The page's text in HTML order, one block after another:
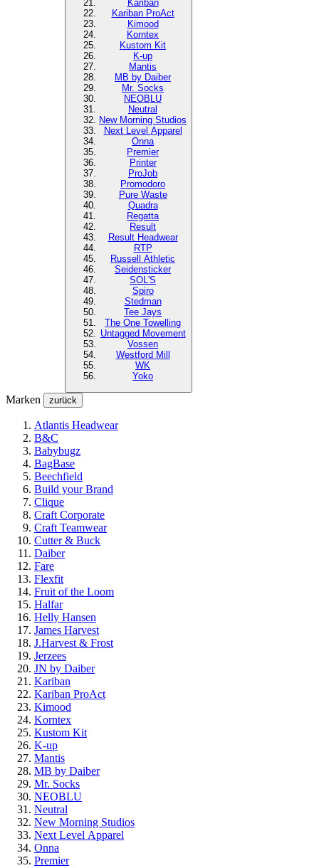
Kariban
Kariban ProAct
Kimood
Korntex
Kustom Kit
K-up
Mantis
MB by Daiber
Mr. Socks
NEOBLU
Neutral
New Morning Studios
Next Level Apparel
Onna
Premier
Printer
ProJob
Promodoro
Pure Waste
Quadra
Regatta
Result
Result Headwear
RTP
Russell Athletic
Seidensticker
SOL'S
Spiro
Stedman
Tee Jays
The One Towelling
Untagged Movement
Vossen
Westford Mill
WK
Yoko
Marken zurück
Atlantis Headwear
B&C
Babybugz
BagBase
Beechfield
Build your Brand
Clique
Craft Corporate
Craft Teamwear
Cutter & Buck
Daiber
Fare
Flexfit
Fruit of the Loom
Halfar
Helly Hansen
James Harvest
J.Harvest & Frost
Jerzees
JN by Daiber
Kariban
Kariban ProAct
Kimood
Korntex
Kustom Kit
K-up
Mantis
MB by Daiber
Mr. Socks
NEOBLU
Neutral
New Morning Studios
Next Level Apparel
Onna
Premier